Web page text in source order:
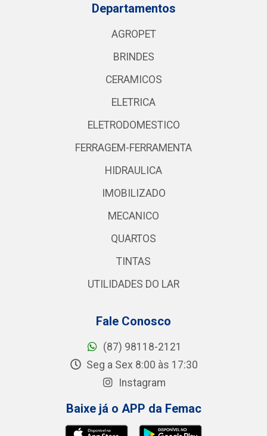
Departamentos
AGROPET
BRINDES
CERAMICOS
ELETRICA
ELETRODOMESTICO
FERRAGEM-FERRAMENTA
HIDRAULICA
IMOBILIZADO
MECANICO
QUARTOS
TINTAS
UTILIDADES DO LAR
Fale Conosco
(87) 98118-2121
Seg a Sex 8:00 às 17:30
Instagram
Baixe já o APP da Femac